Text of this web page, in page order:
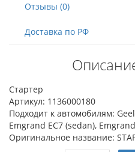
Отзывы (0)
Доставка по РФ
Стартер
Артикул: 1136000180
Подходит к автомобилям:
Emgrand EC7 (sedan),
Оригинальное название: